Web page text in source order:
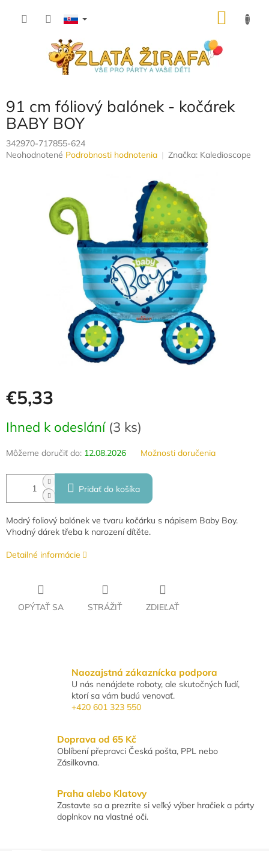
91 cm fóliový balónek - kočárek
BABY BOY
342970-717855-624
Priemerné
Neohodnotené Podrobnosti hodnotenia Značka: Kaledioscope
€5,33
cena:
Ihned k odeslání (3 ks)
Môžeme doručiť do: 12.08.2026 Možnosti doručenia
Pridať do košíka
Modrý foliový balónek ve tvaru kočárku s nápisem Baby Boy.
Vhodný dárek třeba k narození dítěte.
Detailné informácie
OPÝTAŤ SA STRÁŽIŤ ZDIEĽAŤ
Naozajstná zákaznícka podpora
U nás nenájdete roboty, ale skutočných ľudí,
ktorí sa vám budú venovať.
+420 601 323 550
Doprava od 65 Kč
Oblíbení přepravci Česká pošta, PPL nebo
Zásilkovna.
Praha alebo Klatovy
Zastavte sa a prezrite si veľký výber hračiek a párty
doplnkov na vlastné oči.